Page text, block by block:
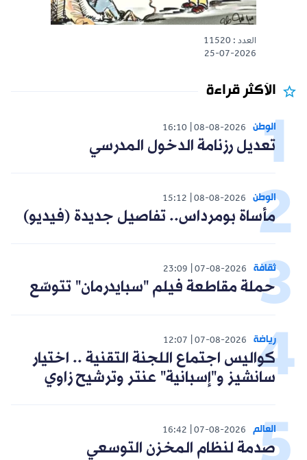
العدد : 11520
25-07-2026
الأكثر قراءة
الوطن 08-08-2026
16:10
تعديل رزنامة الدخول المدرسي
الوطن 08-08-2026
15:12
مأساة بومرداس.. تفاصيل جديدة (فيديو)
ثقافة 07-08-2026
23:09
حملة مقاطعة فيلم "سبايدرمان" تتوسّع
رياضة 07-08-2026
12:07
كواليس اجتماع اللجنة التقنية .. اختيار
سانشيز و"إسبانية" عنتر وترشيح زاوي
العالم 07-08-2026
16:42
صدمة لنظام المخزن التوسعي